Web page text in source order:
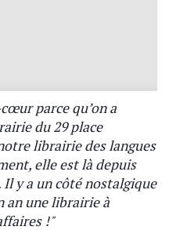
parce qu’on a
du 29 place
librairie des langues
elle est là depuis
Il y a un côté nostalgique
an une librairie à
!"